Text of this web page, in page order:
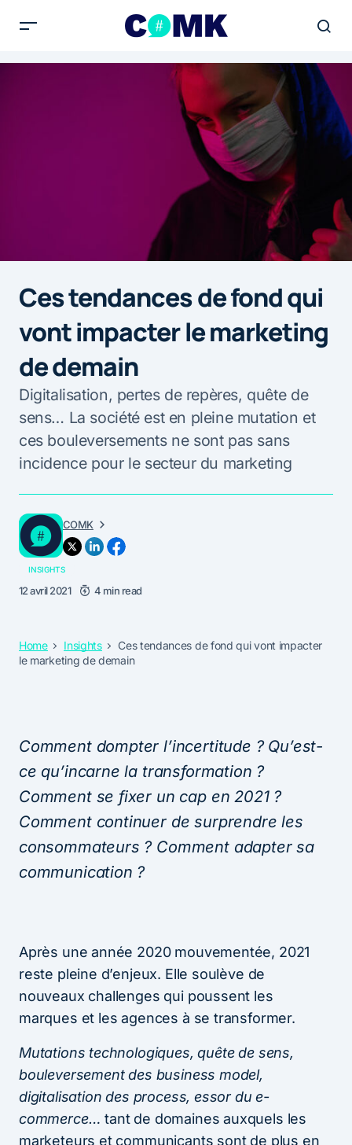
Ces tendances de fond qui
vont impacter le marketing
de demain
Digitalisation, pertes de repères, quête de
sens… La société est en pleine mutation et
ces bouleversements ne sont pas sans
incidence pour le secteur du marketing
COMK
INSIGHTS
12 avril 2021 4 min read
Home Insights
Ces tendances de fond qui vont impacter
le marketing de demain
Comment dompter l’incertitude ? Qu’est-
ce qu’incarne la transformation ?
Comment se fixer un cap en 2021 ?
Comment continuer de surprendre les
consommateurs ? Comment adapter sa
communication ?
Après une année 2020 mouvementée, 2021
reste pleine d’enjeux. Elle soulève de
nouveaux challenges qui poussent les
marques et les agences à se transformer.
Mutations technologiques, quête de sens,
bouleversement des business model,
digitalisation des process, essor du e-
commerce… tant de domaines auxquels les
marketeurs et communicants sont de plus en